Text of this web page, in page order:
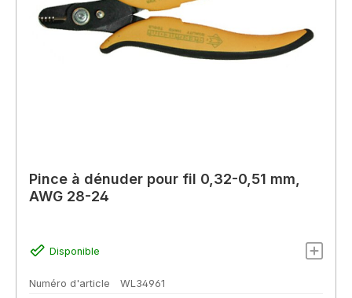
Pince à dénuder pour fil 0,32-0,51 mm,
AWG 28-24
Disponible
Numéro d'article
WL34961